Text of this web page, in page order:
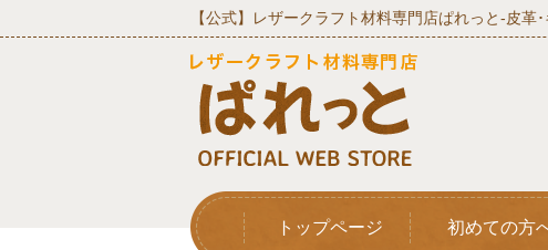
【公式】レザークラフト材料専門店ぱれっと‐皮革
トップページ 初めての方